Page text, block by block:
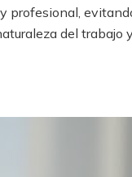
del trabajo